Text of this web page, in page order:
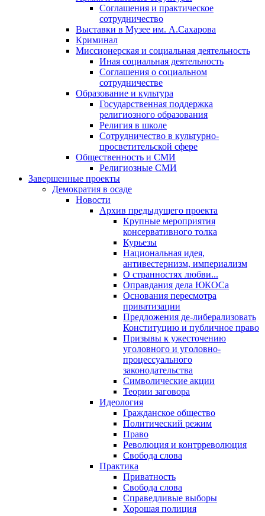
Соглашения и практическое
сотрудничество
Выставки в Музее им. А.Сахарова
Криминал
Миссионерская и социальная деятельность
Иная социальная деятельность
Соглашения о социальном
сотрудничестве
Образование и культура
Государственная поддержка
религиозного образования
Религия в школе
Сотрудничество в культурно-
просветительской сфере
Общественность и СМИ
Религиозные СМИ
Завершенные проекты
Демократия в осаде
Новости
Архив предыдущего проекта
Крупные мероприятия
консервативного толка
Курьезы
Национальная идея,
антивестернизм, империализм
О странностях любви...
Оправдания дела ЮКОСа
Основания пересмотра
приватизации
Предложения де-либерализовать
Конституцию и публичное право
Призывы к ужесточению
уголовного и уголовно-
процессуального
законодательства
Символические акции
Теории заговора
Идеология
Гражданское общество
Политический режим
Право
Революция и контрреволюция
Свобода слова
Практика
Приватность
Свобода слова
Справедливые выборы
Хорошая полиция